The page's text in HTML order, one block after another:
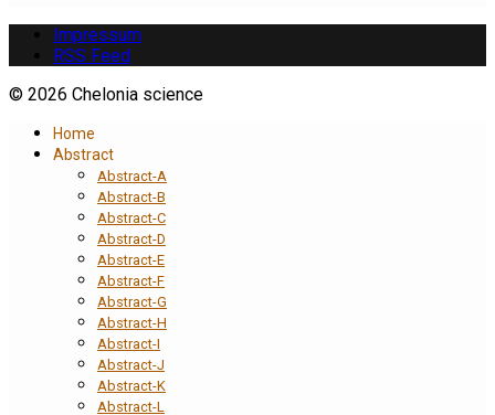
Impressum
RSS Feed
© 2026 Chelonia science
Home
Abstract
Abstract-A
Abstract-B
Abstract-C
Abstract-D
Abstract-E
Abstract-F
Abstract-G
Abstract-H
Abstract-I
Abstract-J
Abstract-K
Abstract-L